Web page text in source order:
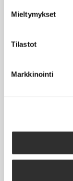
Mieltymykset
Tilastot
Markkinointi
Palkkaus
Työttömyys ja
Kesätyöntekijän